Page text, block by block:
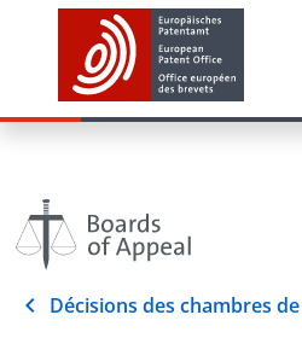
Décisions des chambres